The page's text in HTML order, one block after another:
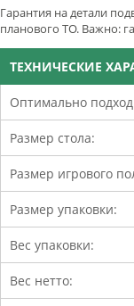
Гарантия на детали
планового ТО. Важно:
ТЕХНИЧЕСКИЕ
Оптимально
Размер стола:
Размер игрового
Размер упаковки:
Вес упаковки:
Вес нетто: